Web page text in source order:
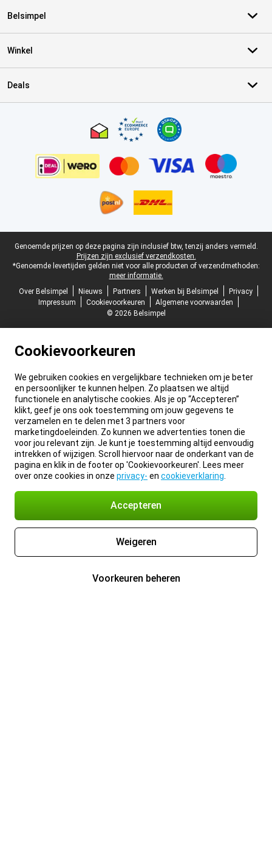
Belsimpel
Winkel
Deals
Juridische voettekst
Genoemde prijzen op deze pagina zijn inclusief btw, tenzij anders vermeld.
Prijzen zijn exclusief verzendkosten.
*Genoemde levertijden gelden niet voor alle producten of verzendmethoden:
meer informatie.
Over Belsimpel
Nieuws Partners Werken bij Belsimpel
Privacy
Impressum
Cookievoorkeuren
Algemene voorwaarden
© 2026 Belsimpel
Cookievoorkeuren
We gebruiken cookies en vergelijkbare technieken om je beter
en persoonlijker te kunnen helpen. Zo plaatsen we altijd
functionele en analytische cookies. Als je op “Accepteren”
klikt, geef je ons ook toestemming om jouw gegevens te
verzamelen en te delen met 3 partners voor
marketingdoeleinden. Zo kunnen we advertenties tonen die
voor jou relevant zijn. Je kunt je toestemming altijd eenvoudig
intrekken of wijzigen. Scroll hiervoor naar de onderkant van de
pagina en klik in de footer op 'Cookievoorkeuren'. Lees meer
over onze cookies in onze privacy- en cookieverklaring
Accepteren
Weigeren
Voorkeuren beheren